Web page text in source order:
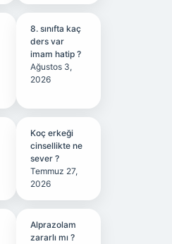
8. sınıfta kaç
ders var
imam hatip ?
Ağustos 3,
2026
Koç erkeği
cinsellikte ne
sever ?
Temmuz 27,
2026
Alprazolam
zararlı mı ?